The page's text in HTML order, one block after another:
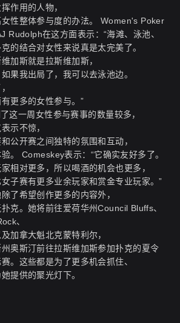
作用的人物，
性整体参与度的办法。 Women's Poker
Rudolph在这方面表示：“海滩、泳池、
的结合对女性来说真是太完美了。
加斯就是拉斯维加斯，
果我出局了，我可以去泳池边。
更多的女性参与。”
这一周女性参与赛事的数量较多，
示不惊，
公开赛之间独特的氛围和互动，
。 Comeskey表示：“它确实友好多了。
相对更多，所以喝酒的机会也更多，
子赛有更多业余玩家和赏金专业玩家。”
了希望创作更多的内容外，
克。她将前往爱荷华州Council Bluffs、
、
加拿大魁北克蒙特利尔，
奥斯汀前往拉斯维加斯参加扑克的夏令
。这些都是为了更多机会抓住、
提供的聚光灯下。